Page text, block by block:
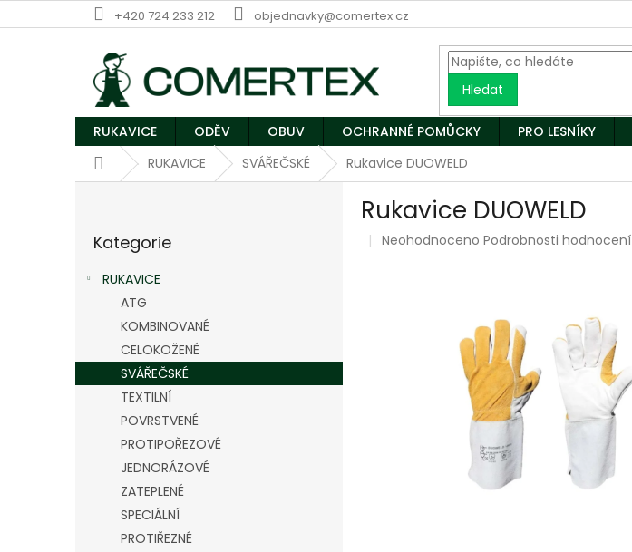
na
+420 724 233 212 objednavky@comertex.cz
Hledat
RUKAVICE ODĚV OBUV OCHRANNÉ POMŮCKY PRO LESNÍKY
DomůRUKAVICE SVÁŘEČSKÉ Rukavice DUOWELD
a
kategorie
Kategorie
RUKAVICE
ATG
KOMBINOVANÉ
CELOKOŽENÉ
SVÁŘEČSKÉ
TEXTILNÍ
POVRSTVENÉ
PROTIPOŘEZOVÉ
JEDNORÁZOVÉ
ZATEPLENÉ
SPECIÁLNÍ
PROTIŘEZNÉ
Rukavice DUOWELD
Průměrné
Neohodnoceno Podrobnosti hodnocení